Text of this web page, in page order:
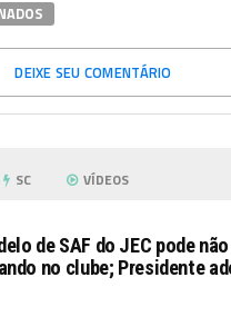
DEIXE SEU COMENTÁRIO
SC VÍDEOS
de SAF do JEC pode
no clube; Presidente